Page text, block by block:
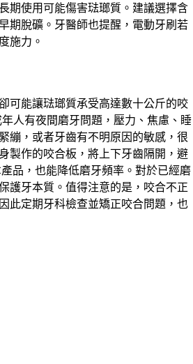
期使用可能傷害琺瑯質。建議選擇含
期脫礦。牙醫師也提醒，電動牙刷若
施力。
可能讓琺瑯質承受高達數十公斤的咬
人有夜間磨牙問題，壓力、焦慮、睡
繃，或者牙齒有不明原因的敏感，很
製作的咬合板，將上下牙齒隔開，避
品，也能降低磨牙頻率。對於已經磨
護牙本質。值得注意的是，咬合不正
此定期牙科檢查並矯正咬合問題，也